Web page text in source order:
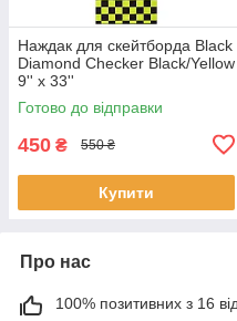
Наждак для скейтборда Black
Diamond Checker Black/Yellow
9'' x 33''
Готово до відправки
450 ₴ 550 ₴
Купити
Про нас
100% позитивних з 16